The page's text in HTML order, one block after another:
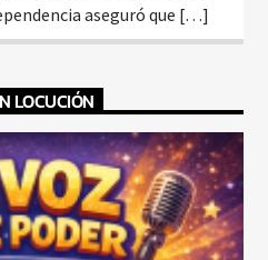
aseguró que […]
LOCUCIÓN